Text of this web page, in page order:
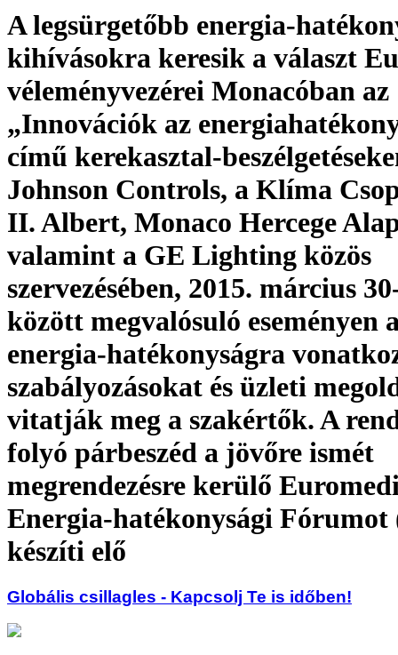
A legsürgetőbb energia-
kihívásokra keresik a választ
véleményvezérei Monacóban az
„Innovációk az
című kerekasztal-
Johnson Controls, a Klíma
II. Albert, Monaco Hercege
valamint a GE Lighting közös
szervezésében, 2015. március
között megvalósuló eseményen
energia-hatékonyságra
szabályozásokat és üzleti
vitatják meg a szakértők. A
folyó párbeszéd a jövőre ismét
megrendezésre kerülő
Energia-hatékonysági Fórumot
készíti elő
Globális csillagles - Kapcsolj Te is időben!